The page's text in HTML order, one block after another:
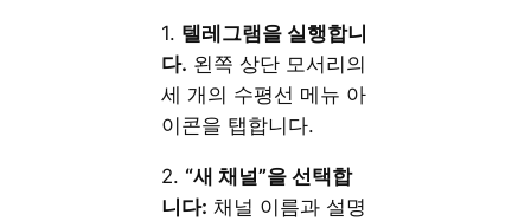
1. 텔레그램을 실행합니
다. 왼쪽 상단 모서리의
세 개의 수평선 메뉴 아
이콘을 탭합니다.
2. “새 채널”을 선택합
니다: 채널 이름과 설명